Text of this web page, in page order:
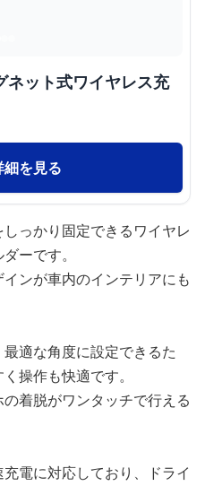
ット式ワイヤレス充
を見る
っかり固定できるワイヤレ
ーです。
ンが車内のインテリアにも
適な角度に設定できるた
操作も快適です。
着脱がワンタッチで行える
電に対応しており、ドライ